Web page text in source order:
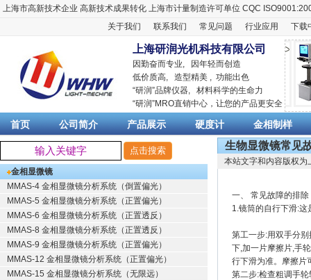
上海市高新技术企业 高新技术成果转化 上海市计量制造许可单位 CQC
关于我们
联系我们 常见问题 行业应用 下载
上海研润光机科技有限公司
因勤奋而专业, 因年轻而创造
低价质高, 造型精美 , 功能出色
“研润”品牌仪器, 材料科学的生命力
“研润”MRO直销中心，让您的产品更安全
首页 公司简介 产品展示 硬度计 金相制样
金相显微镜
MMAS-4 金相显微镜分析系统（倒置偏光）
MMAS-5 金相显微镜分析系统（正置偏光）
MMAS-6 金相显微镜分析系统（正置透反）
MMAS-8 金相显微镜分析系统（正置透反）
MMAS-9 金相显微镜分析系统（正置偏光）
MMAS-12 金相显微镜分析系统（正置偏光）
MMAS-15 金相显微镜分析系统（无限远）
生物显微镜常见
本站文字和内容版权为
一、 常见故障的排除
1.镜筒的自行下滑:
第工一步:用双手分
下,加一片摩擦片,手
行下滑为准。摩擦片
第二步:检查粗调手